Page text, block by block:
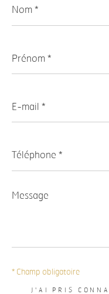
*
*
mail
*
*
Message
*
J'AI PRIS
* Champ obligatoire